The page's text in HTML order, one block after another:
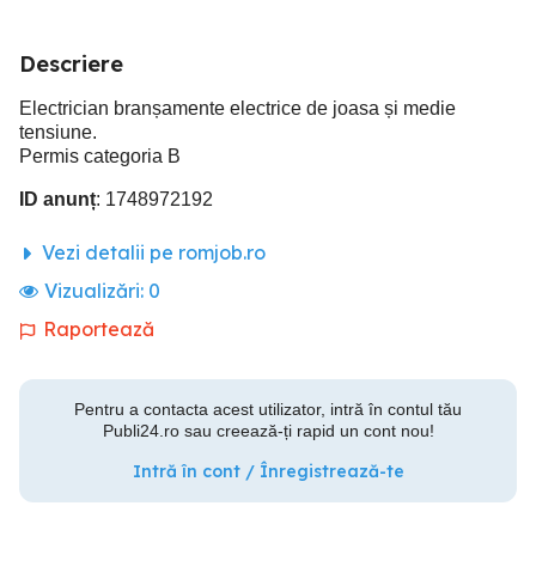
Descriere
Electrician branșamente electrice de joasa și medie
tensiune.
Permis categoria B
ID anunț: 1748972192
Vezi detalii pe romjob.ro
Vizualizări: 0
Raportează
Pentru a contacta acest utilizator, intră în contul tău
Publi24.ro sau creează-ți rapid un cont nou!
Intră în cont / Înregistrează-te